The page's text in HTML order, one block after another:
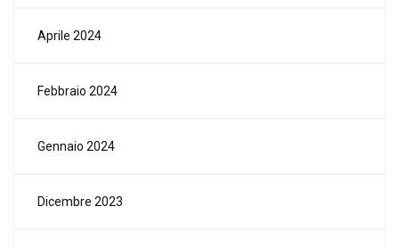
Aprile 2024
Febbraio 2024
Gennaio 2024
Dicembre 2023